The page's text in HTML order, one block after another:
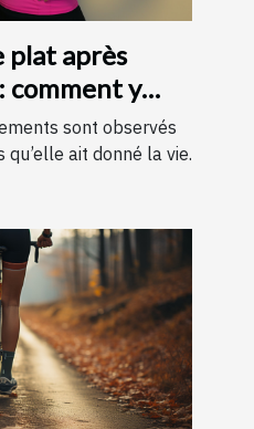
plat après
comment y
sont observés
ait donné la vie.